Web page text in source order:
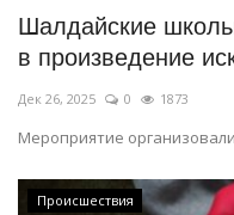
Шалдайские
в произведение
Дек 26, 2025 0 1873
Мероприятие
Происшествия